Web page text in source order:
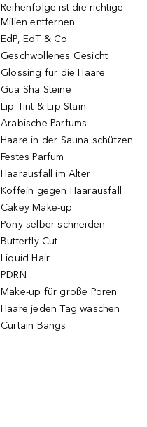
Reihenfolge ist die richtige
Milien entfernen
EdP, EdT & Co.
Geschwollenes Gesicht
Glossing für die Haare
Gua Sha Steine
Lip Tint & Lip Stain
Arabische Parfums
Haare in der Sauna schützen
Festes Parfum
Haarausfall im Alter
Koffein gegen Haarausfall
Cakey Make-up
Pony selber schneiden
Butterfly Cut
Liquid Hair
PDRN
Make-up für große Poren
Haare jeden Tag waschen
Curtain Bangs